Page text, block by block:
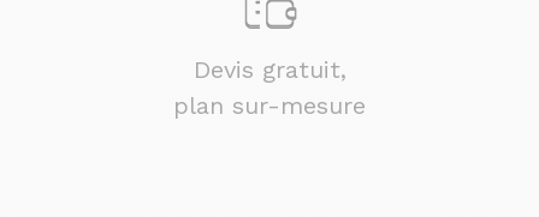
Devis gratuit,
plan sur-mesure